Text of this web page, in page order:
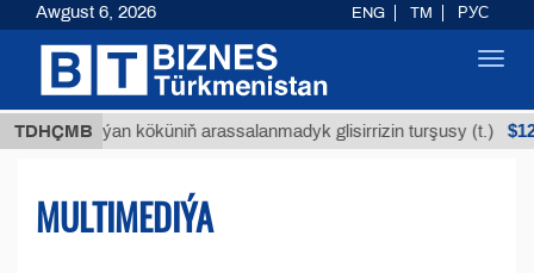
TDHÇMB
köküniň arassalanmadyk glisirrizin turşusy (t.) $12935,18
MULTIMEDIÝA
Awgust 6, 2026 ENG TM РУС